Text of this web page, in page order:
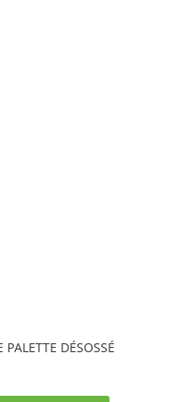
PALETTE DÉSOSSÉ